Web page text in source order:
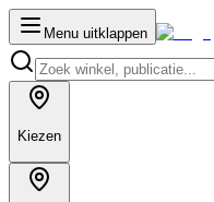
Menu uitklappen
Kiezen